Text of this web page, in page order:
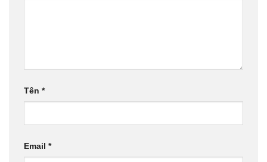
Tên *
Email *